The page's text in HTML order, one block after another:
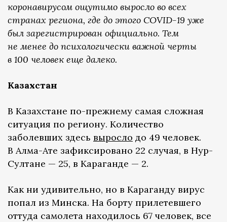
коронавирусом ощутимо выросло во всех
странах региона, где до этого COVID-19 уже
был зарегистрирован официально. Тем
не менее до психологически важной черты
в 100 человек еще далеко.
Казахстан
В Казахстане по-прежнему самая сложная
ситуация по региону. Количество
заболевших здесь выросло до 49 человек.
В Алма-Ате зафиксировано 22 случая, в Нур-
Султане — 25, в Караганде — 2.
Как ни удивительно, но в Караганду вирус
попал из Минска. На борту прилетевшего
оттуда самолета находилось 67 человек, все